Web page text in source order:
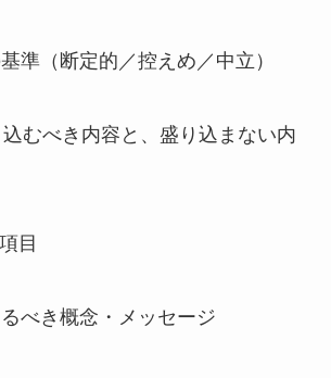
準（断定的／控えめ／中立）
込むべき内容と、盛り込まない内
目
べき概念・メッセージ